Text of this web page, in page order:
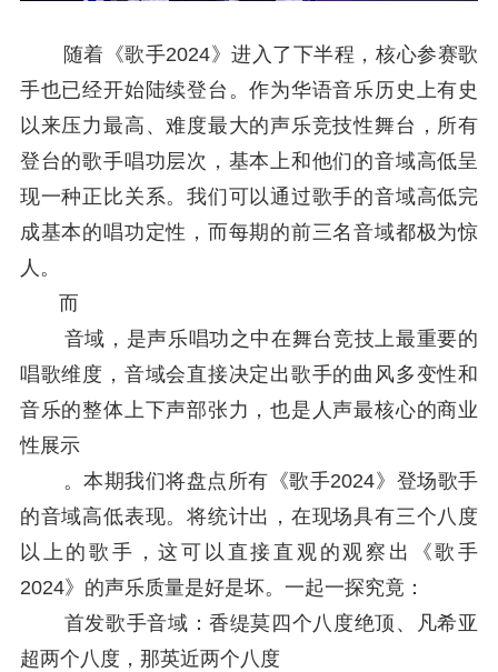
随着《歌手2024》进入了下半程，核心参赛歌
手也已经开始陆续登台。作为华语音乐历史上有史
以来压力最高、难度最大的声乐竞技性舞台，所有
登台的歌手唱功层次，基本上和他们的音域高低呈
现一种正比关系。我们可以通过歌手的音域高低完
成基本的唱功定性，而每期的前三名音域都极为惊
人。
而
音域，是声乐唱功之中在舞台竞技上最重要的
唱歌维度，音域会直接决定出歌手的曲风多变性和
音乐的整体上下声部张力，也是人声最核心的商业
性展示
。本期我们将盘点所有《歌手2024》登场歌手
的音域高低表现。将统计出，在现场具有三个八度
以上的歌手，这可以直接直观的观察出《歌手
2024》的声乐质量是好是坏。一起一探究竟：
首发歌手音域：香缇莫四个八度绝顶、凡希亚
超两个八度，那英近两个八度